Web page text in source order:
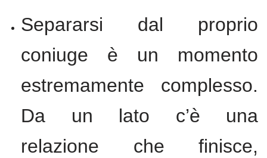
Separarsi dal proprio
coniuge è un momento
estremamente complesso.
Da un lato c’è una
relazione che finisce,